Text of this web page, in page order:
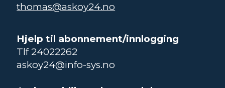
thomas@askoy24.no
Hjelp til abonnement/innlogging
Tlf 24022262
askoy24@info-sys.no